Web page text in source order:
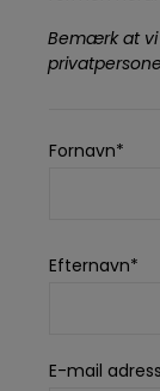
Bemærk at vi
Fornavn*
Efternavn*
E-mail